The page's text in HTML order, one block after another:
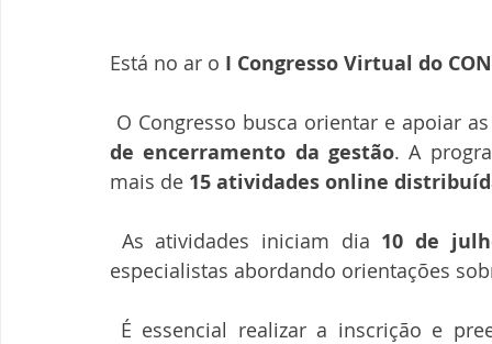
Está no ar o I Congresso Virtual do
O Congresso busca orientar e apoiar
de encerramento da gestão. A
mais de 15 atividades online
As atividades iniciam dia 10 de
especialistas abordando orientações